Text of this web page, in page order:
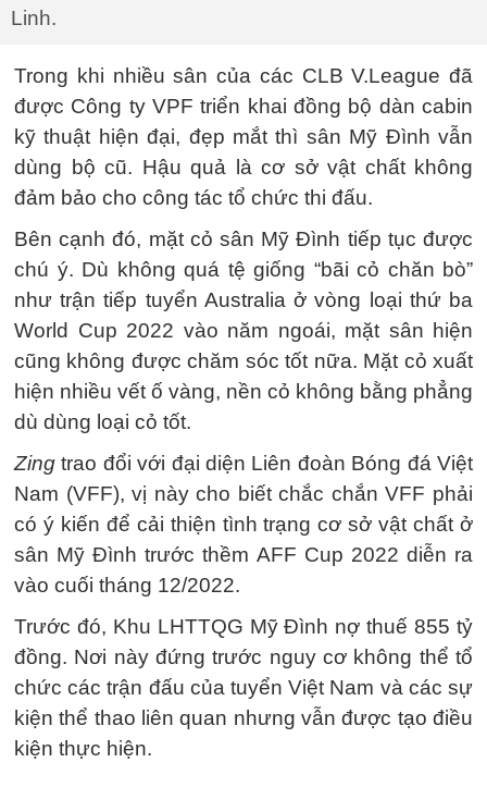
Linh.
Trong khi nhiều sân của các CLB V.League đã
được Công ty VPF triển khai đồng bộ dàn cabin
kỹ thuật hiện đại, đẹp mắt thì sân Mỹ Đình vẫn
dùng bộ cũ. Hậu quả là cơ sở vật chất không
đảm bảo cho công tác tổ chức thi đấu.
Bên cạnh đó, mặt cỏ sân Mỹ Đình tiếp tục được
chú ý. Dù không quá tệ giống “bãi cỏ chăn bò”
như trận tiếp tuyển Australia ở vòng loại thứ ba
World Cup 2022 vào năm ngoái, mặt sân hiện
cũng không được chăm sóc tốt nữa. Mặt cỏ xuất
hiện nhiều vết ố vàng, nền cỏ không bằng phẳng
dù dùng loại cỏ tốt.
Zing trao đổi với đại diện Liên đoàn Bóng đá Việt
Nam (VFF), vị này cho biết chắc chắn VFF phải
có ý kiến để cải thiện tình trạng cơ sở vật chất ở
sân Mỹ Đình trước thềm AFF Cup 2022 diễn ra
vào cuối tháng 12/2022.
Trước đó, Khu LHTTQG Mỹ Đình nợ thuế855 tỷ
đồng. Nơi này đứng trước nguy cơ không thể tổ
chức các trận đấu của tuyển Việt Nam và các sự
kiện thể thao liên quan nhưng vẫn được tạo điều
kiện thực hiện.